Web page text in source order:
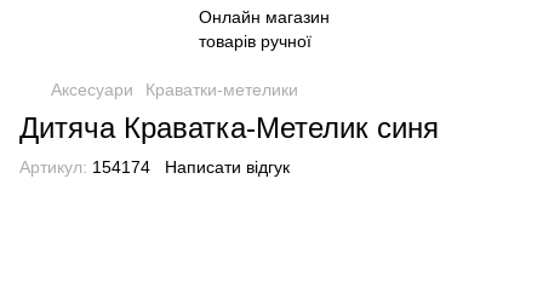
Аксесуари Краватки-метелики
Дитяча Краватка-Метелик синя
Артикул: 154174 Написати відгук